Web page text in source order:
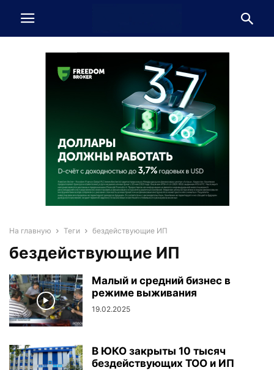
На главную Теги бездействующие ИП
бездействующие ИП
Малый и средний бизнес в
режиме выживания
19.02.2025
В ЮКО закрыты 10 тысяч
бездействующих ТОО и ИП